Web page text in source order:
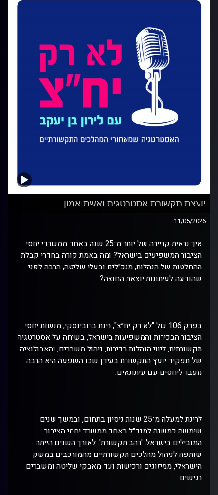
יועצת תקשורת אסטרטגית ואשת אמון
11/05/2026
איך נראית קריירה של יותר מ־25 שנה באחד ממשרדי יחסי
הציבור המשפיעים בישראל? ומה באמת קורה בחדרי קבלת
ההחלטות של הנהלות, מנכ״לים ובעלי שליטה, הרבה לפני
שהודעה לעיתונות יוצאת החוצה?
בפרק 106 של "לא רק יח״צ", רינת ברובינסקי, מנשות יחסי
הציבור הבכירות והמשפיעות בישראל, בשיחה על אסטרטגיה
תקשורתית, ליווי הנהלות בכירות, ניהול משברים, והאבולוציה
של תפקיד יועץ התקשורת בעידן שבו השפעה היא הרבה
מעבר ליחסים עם עיתונאים.
לרינת למעלה מ־25 שנות ניסיון בתחום, ובמשך שנים
שימשה כמשנה למנכ״ל באחד ממשרד יחסי הציבור
המובילים בישראל, 'רהב תקשורת'. לאורך השנים הייתה
שותפה לניהול מהלכים תקשורתיים מהמורכבים במשק
הישראלי, ממיזוגים ורכישות ועד מאבקי שליטה ומשברים
רגישים.